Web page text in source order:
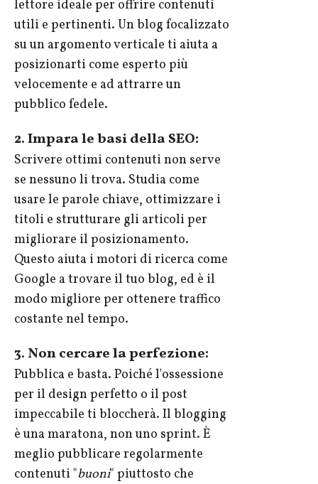
lettore ideale per offrire contenuti
utili e pertinenti. Un blog focalizzato
su un argomento verticale ti aiuta a
posizionarti come esperto più
velocemente e ad attrarre un
pubblico fedele.
2. Impara le basi della SEO:
Scrivere ottimi contenuti non serve
se nessuno li trova. Studia come
usare le parole chiave, ottimizzare i
titoli e strutturare gli articoli per
migliorare il posizionamento.
Questo aiuta i motori di ricerca come
Google a trovare il tuo blog, ed è il
modo migliore per ottenere traffico
costante nel tempo.
3. Non cercare la perfezione:
Pubblica e basta. Poiché l'ossessione
per il design perfetto o il post
impeccabile ti bloccherà. Il blogging
è una maratona, non uno sprint. È
meglio pubblicare regolarmente
contenuti "buoni" piuttosto che